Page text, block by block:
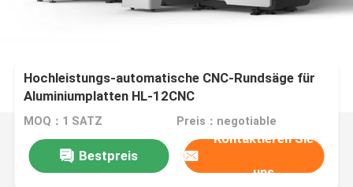
Hochleistungs-automatische CNC-Rundsäge für
Aluminiumplatten HL-12CNC
MOQ：1 SATZ Preis：negotiable
Bestpreis
Kontaktieren Sie
uns